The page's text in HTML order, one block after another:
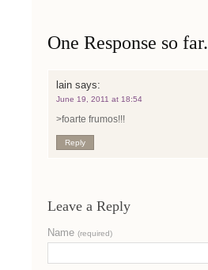
One Response so far.
lain says:
June 19, 2011 at 18:54
>foarte frumos!!!
Reply
Leave a Reply
Name (required)